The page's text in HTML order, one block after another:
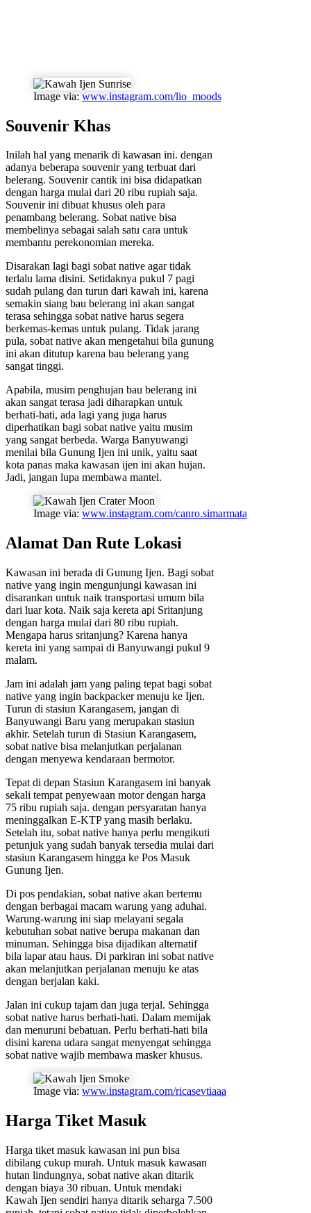
Image via: www.instagram.com/lio_moods
Souvenir Khas
Inilah hal yang menarik di kawasan ini. dengan
adanya beberapa souvenir yang terbuat dari
belerang. Souvenir cantik ini bisa didapatkan
dengan harga mulai dari 20 ribu rupiah saja.
Souvenir ini dibuat khusus oleh para
penambang belerang. Sobat native bisa
membelinya sebagai salah satu cara untuk
membantu perekonomian mereka.
Disarakan lagi bagi sobat native agar tidak
terlalu lama disini. Setidaknya pukul 7 pagi
sudah pulang dan turun dari kawah ini, karena
semakin siang bau belerang ini akan sangat
terasa sehingga sobat native harus segera
berkemas-kemas untuk pulang. Tidak jarang
pula, sobat native akan mengetahui bila gunung
ini akan ditutup karena bau belerang yang
sangat tinggi.
Apabila, musim penghujan bau belerang ini
akan sangat terasa jadi diharapkan untuk
berhati-hati, ada lagi yang juga harus
diperhatikan bagi sobat native yaitu musim
yang sangat berbeda. Warga Banyuwangi
menilai bila Gunung Ijen ini unik, yaitu saat
kota panas maka kawasan ijen ini akan hujan.
Jadi, jangan lupa membawa mantel.
Image via: www.instagram.com/canro.simarmata
Alamat Dan Rute Lokasi
Kawasan ini berada di Gunung Ijen. Bagi sobat
native yang ingin mengunjungi kawasan ini
disarankan untuk naik transportasi umum bila
dari luar kota. Naik saja kereta api Sritanjung
dengan harga mulai dari 80 ribu rupiah.
Mengapa harus sritanjung? Karena hanya
kereta ini yang sampai di Banyuwangi pukul 9
malam.
Jam ini adalah jam yang paling tepat bagi sobat
native yang ingin backpacker menuju ke Ijen.
Turun di stasiun Karangasem, jangan di
Banyuwangi Baru yang merupakan stasiun
akhir. Setelah turun di Stasiun Karangasem,
sobat native bisa melanjutkan perjalanan
dengan menyewa kendaraan bermotor.
Tepat di depan Stasiun Karangasem ini banyak
sekali tempat penyewaan motor dengan harga
75 ribu rupiah saja. dengan persyaratan hanya
meninggalkan E-KTP yang masih berlaku.
Setelah itu, sobat native hanya perlu mengikuti
petunjuk yang sudah banyak tersedia mulai dari
stasiun Karangasem hingga ke Pos Masuk
Gunung Ijen.
Di pos pendakian, sobat native akan bertemu
dengan berbagai macam warung yang aduhai.
Warung-warung ini siap melayani segala
kebutuhan sobat native berupa makanan dan
minuman. Sehingga bisa dijadikan alternatif
bila lapar atau haus. Di parkiran ini sobat native
akan melanjutkan perjalanan menuju ke atas
dengan berjalan kaki.
Jalan ini cukup tajam dan juga terjal. Sehingga
sobat native harus berhati-hati. Dalam memijak
dan menuruni bebatuan. Perlu berhati-hati bila
disini karena udara sangat menyengat sehingga
sobat native wajib membawa masker khusus.
Image via: www.instagram.com/ricasevtiaaa
Harga Tiket Masuk
Harga tiket masuk kawasan ini pun bisa
dibilang cukup murah. Untuk masuk kawasan
hutan lindungnya, sobat native akan ditarik
dengan biaya 30 ribuan. Untuk mendaki
Kawah Ijen sendiri hanya ditarik seharga 7.500